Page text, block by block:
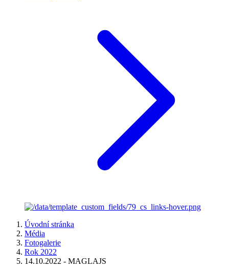
Úvodní stránka
Média
Fotogalerie
Rok 2022
14.10.2022 - MAGLAJS